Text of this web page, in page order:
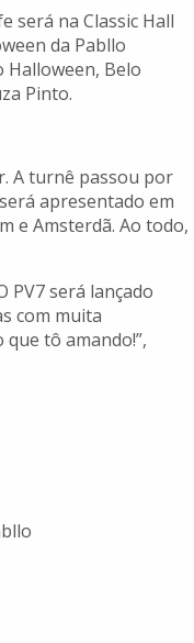
será na Classic Hall
da Pabllo
Halloween, Belo
Pinto.
A turnê passou por
apresentado em
e Amsterdã. Ao todo,
PV7 será lançado
com muita
tô amando!”,